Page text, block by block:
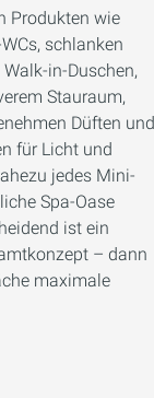
Produkten wie
schlanken
in-Duschen,
Stauraum,
Düften und
für Licht und
jedes Mini-
Spa-Oase
ist ein
– dann
maximale